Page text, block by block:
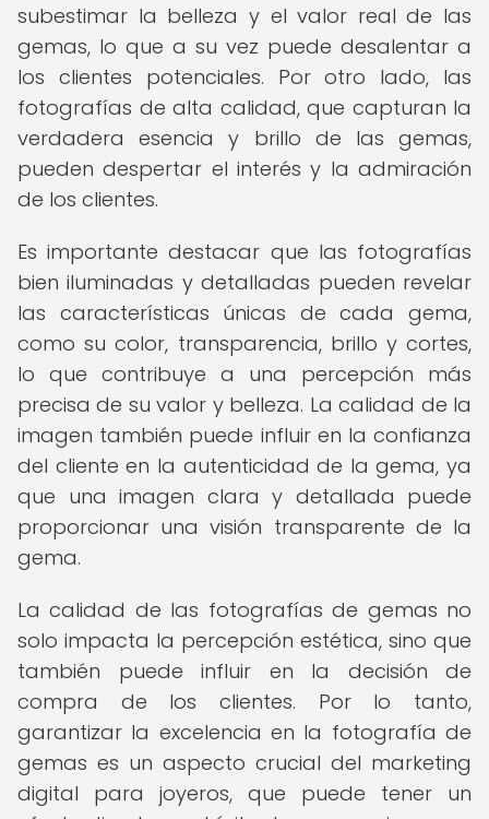
subestimar la belleza y el valor real de las
gemas, lo que a su vez puede desalentar a
los clientes potenciales. Por otro lado, las
fotografías de alta calidad, que capturan la
verdadera esencia y brillo de las gemas,
pueden despertar el interés y la admiración
de los clientes.
Es importante destacar que las fotografías
bien iluminadas y detalladas pueden revelar
las características únicas de cada gema,
como su color, transparencia, brillo y cortes,
lo que contribuye a una percepción más
precisa de su valor y belleza. La calidad de la
imagen también puede influir en la confianza
del cliente en la autenticidad de la gema, ya
que una imagen clara y detallada puede
proporcionar una visión transparente de la
gema.
La calidad de las fotografías de gemas no
solo impacta la percepción estética, sino que
también puede influir en la decisión de
compra de los clientes. Por lo tanto,
garantizar la excelencia en la fotografía de
gemas es un aspecto crucial del marketing
digital para joyeros, que puede tener un